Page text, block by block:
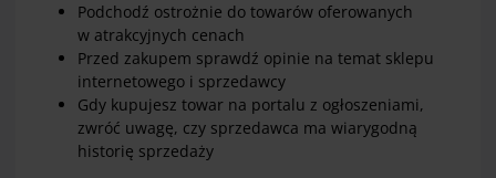
Podchodź ostrożnie do towarów oferowanych
w atrakcyjnych cenach
Przed zakupem sprawdź opinie na temat sklepu
internetowego i sprzedawcy
Gdy kupujesz towar na portalu z ogłoszeniami,
zwróć uwagę, czy sprzedawca ma wiarygodną
historię sprzedaży